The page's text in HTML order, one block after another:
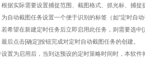
据实际需要设置捕捉范围、截图格式、抓光标、捕
自动截图任务设置一个便于识别的标签（如“定时自动
希望在新建定时任务后立即启用此任务，则需要选中
后点击[确定]按钮完成对定时自动截图任务的创建。
置为启用后，当到达预设的定时策略时间时，本软